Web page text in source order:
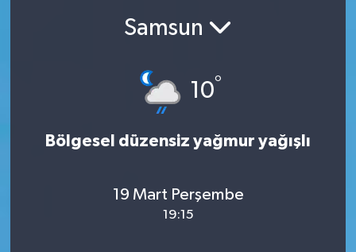
Samsun
10°
Bölgesel düzensiz yağmur yağışlı
19 Mart Perşembe
19:15